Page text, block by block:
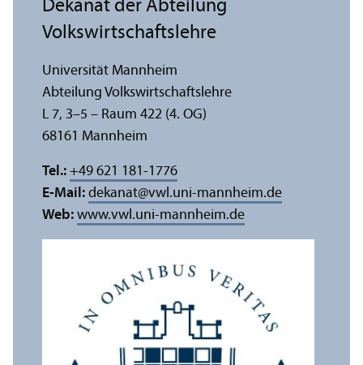
Dekanat der Abteilung
Volkswirtschafts­lehre
Universität Mannheim
Abteilung Volkswirtschafts­lehre
L 7, 3–5 – Raum 422 (4. OG)
68161 Mannheim
Tel.: +49 621 181-1776
E-Mail: dekanat@vwl.uni-mannheim.de
Web: www.vwl.uni-mannheim.de